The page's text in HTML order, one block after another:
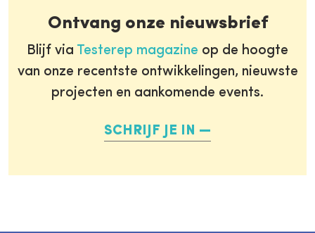
Ontvang onze nieuwsbrief
Blijf via Testerep magazine op de hoogte
van onze recentste ontwikkelingen, nieuwste
projecten en aankomende events.
SCHRIJF JE IN